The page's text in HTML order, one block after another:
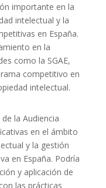
importante en la
intelectual y la
en España.
en la
como la SGAE,
competitivo en
intelectual.
la Audiencia
en el ámbito
y la gestión
en España. Podría
y aplicación de
las prácticas